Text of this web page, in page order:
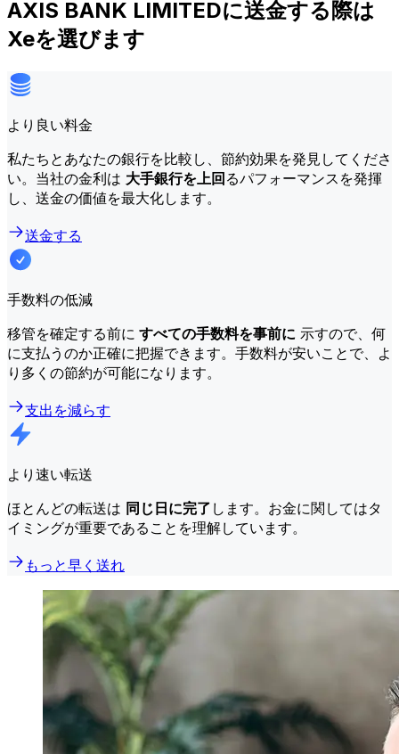
AXIS BANK LIMITEDに送金する際は
Xeを選びます
より良い料金
私たちとあなたの銀行を比較し、節約効果を発見してくださ
い。当社の金利は 大手銀行を上回るパフォーマンスを発揮
し、送金の価値を最大化します。
送金する
手数料の低減
移管を確定する前に すべての手数料を事前に 示すので、何
に支払うのか正確に把握できます。手数料が安いことで、よ
り多くの節約が可能になります。
支出を減らす
より速い転送
ほとんどの転送は 同じ日に完了 します。お金に関してはタ
イミングが重要であることを理解しています。
もっと早く送れ